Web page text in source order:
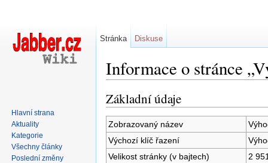
Informace o stránce
Základní údaje
Zobrazovaný název
Výchozí klíč řazení
Velikost stránky (v bajtech)
2
Stránka Diskuse
Hlavní strana
Aktuality
Kategorie
Všechny články
Poslední změny